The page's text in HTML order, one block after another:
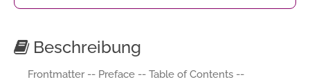
Beschreibung
Frontmatter -- Preface -- Table of Contents --